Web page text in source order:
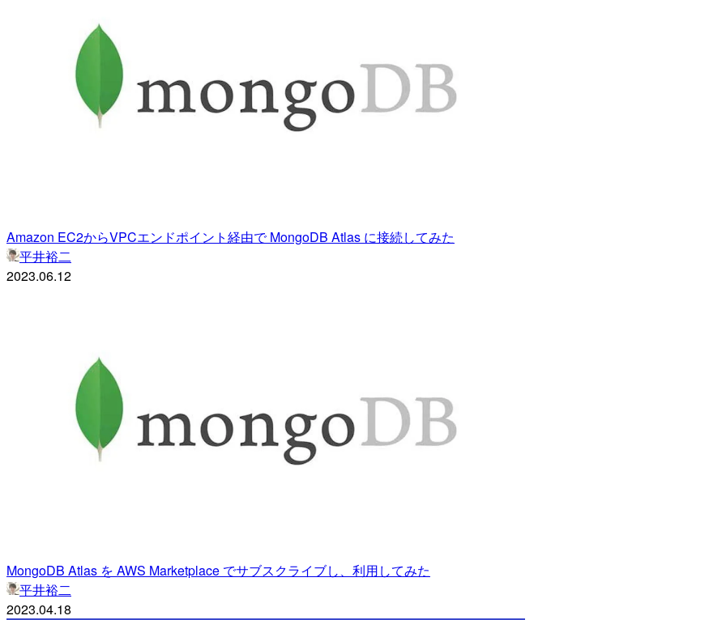
Amazon EC2からVPCエンドポイント経由で MongoDB Atlas に接続してみた
平井裕二
2023.06.12
MongoDB Atlas を AWS Marketplace でサブスクライブし、利用してみた
平井裕二
2023.04.18